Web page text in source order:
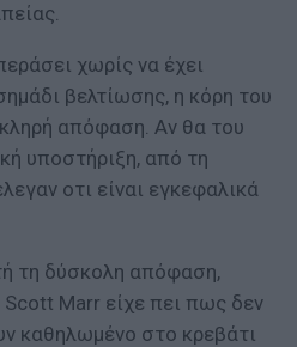
χωρίς να έχει
βελτίωσης, η κόρη του
απόφαση. Αν θα του
υποστήριξη, από τη
οτι είναι εγκεφαλικά
τη δύσκολη απόφαση,
Marr είχε πει πως δεν
καθηλωμένο στο κρεβάτι